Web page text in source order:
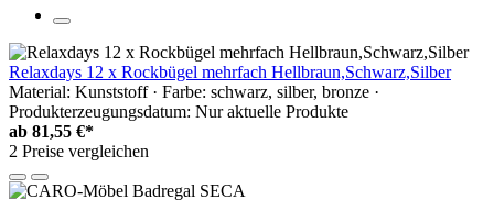
Relaxdays 12 x Rockbügel mehrfach Hellbraun,Schwarz,Silber
Material: Kunststoff · Farbe: schwarz, silber, bronze ·
Produkterzeugungsdatum: Nur aktuelle Produkte
ab 81,55 €*
2 Preise vergleichen